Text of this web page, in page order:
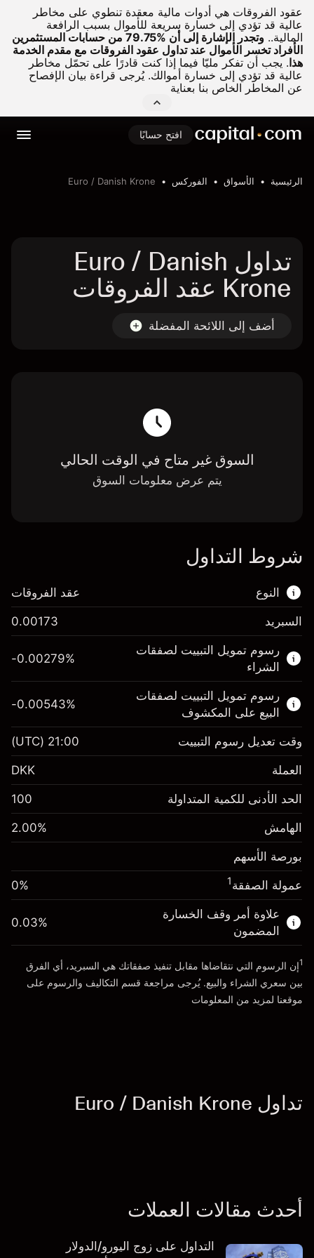
عقود الفروقات هي أدوات مالية معقدة تنطوي على مخاطر
عالية قد تؤدي إلى خسارة سريعة للأموال بسبب الرافعة
المالية..
وتجدر الإشارة إلى أن %79.75 من حسابات المستثمرين
الأفراد تخسر الأموال عند تداول عقود الفروقات مع مقدم الخدمة
هذا. يجب أن تفكر مليّا فيما إذا كنت قادرًا على تحمّل مخاطر
عالية قد تؤدي إلى خسارة أموالك. يُرجى قراءة بيان الإفصاح
عن المخاطر الخاص بنا بعناية
افتح حسابًا
الرئيسية الأسواق الفوركس Euro / Danish Krone
تداول Euro / Danish
Krone عقد الفروقات
أضف إلى اللائحة المفضلة
السوق غير متاح في الوقت الحالي
يتم عرض معلومات السوق
شروط التداول
النوع
هذا السوق المالي متاح للتداول من خلال عقود
الفروقات.
اعرف المزيد عن:
عقود الفروقات
عقد الفروقات
السبريد 0.00173
رسوم تمويل التبييت لصفقات
الشراء
DKK 1,000.00
رسوم التبييت
الرسوم من قيمة الصفقة
-0.00279
(-DKK 1.40)
حجم الصفقة بالرافعة المالية ~DKK 50,000.00
الأموال من الرافعة المالية ~ دولار
انتقل إلى المنصة
-0.00279%
رسوم تمويل التبييت لصفقات
البيع على المكشوف
الهامش. استثمارك
DKK 1,000.00
رسوم التبييت
الرسوم من قيمة الصفقة
الكاملة
حجم الصفقة بالرافعة المالية ~
الأموال من الرافعة المالية ~ دولار
DKK 49,000.00
انتقل إلى المنصة
-0.00543%
وقت تعديل رسوم التبييت 21:00
(UTC)
العملة DKK
الحد الأدنى للكمية المتداولة 100
الهامش 2.00%
بورصة الأسهم
عمولة الصفقة1
0%
علاوة أمر وقف الخسارة
المضمون
0.03%
1إن الرسوم التي نتقاضاها مقابل تنفيذ صفقاتك هي السبريد، أي الفرق
بين سعري الشراء والبيع. يُرجى مراجعة قسم التكاليف والرسوم على
موقعنا لمزيد من المعلومات
تداول Euro / Danish Krone
أحدث مقالات العملات
التداول على زوج اليورو/الدولار